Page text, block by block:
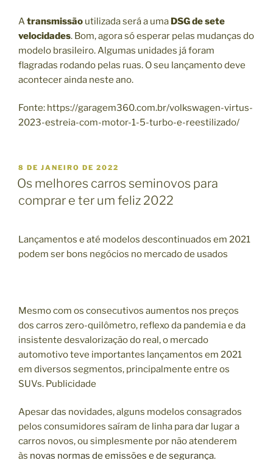
Atransmissão utilizada será a uma DSG de sete
velocidades. Bom, agora só esperar pelas mudanças do
modelo brasileiro. Algumas unidades já foram
flagradas rodando pelas ruas. O seu lançamento deve
acontecer ainda neste ano.
Fonte: https://garagem360.com.br/volkswagen-virtus-
2023-estreia-com-motor-1-5-turbo-e-reestilizado/
P
U
B
L
D
O
8 DE JANEIRO DE 2022
Os melhores carros seminovos para
comprar e ter um feliz 2022
Lançamentos e até modelos descontinuados em 2021
podem ser bons negócios no mercado de usados
Mesmo com os consecutivos aumentos nos preços
dos carros zero-quilômetro, reflexo da pandemia e da
insistente desvalorização do real, o mercado
automotivo teve importantes lançamentos em 2021
em diversos segmentos, principalmente entre os
SUVs. Publicidade
Apesar das novidades, alguns modelos consagrados
pelos consumidores saíram de linha para dar lugar a
carros novos, ou simplesmente por não atenderem
às novas normas de emissões e de segurança.